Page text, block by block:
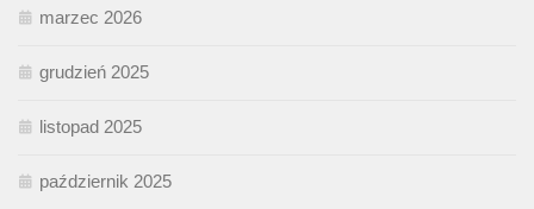
marzec 2026
grudzień 2025
listopad 2025
październik 2025